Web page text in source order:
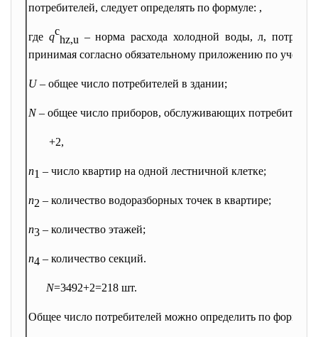
потребителей, следует определять по формуле: ,
где qc
hz,u – норма расхода холодной воды, л,
принимая согласно обязательному приложению по
U– общее число потребителей в здании;
N– общее число приборов, обслуживающих потребителей:
+2,
n1 – число квартир на одной лестничной клетке;
n2 – количество водоразборных точек в квартире;
n3 – количество этажей;
n4 – количество секций.
N=3ּ4ּ9ּ2+2=218 шт.
Общее число потребителей можно определить по формуле: